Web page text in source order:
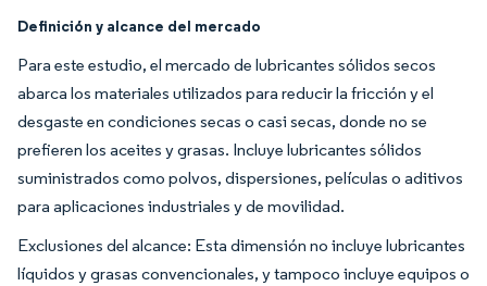
Definición y alcance del mercado
Para este estudio, el mercado de lubricantes sólidos secos
abarca los materiales utilizados para reducir la fricción y el
desgaste en condiciones secas o casi secas, donde no se
prefieren los aceites y grasas. Incluye lubricantes sólidos
suministrados como polvos, dispersiones, películas o aditivos
para aplicaciones industriales y de movilidad.
Exclusiones del alcance: Esta dimensión no incluye lubricantes
líquidos y grasas convencionales, y tampoco incluye equipos o